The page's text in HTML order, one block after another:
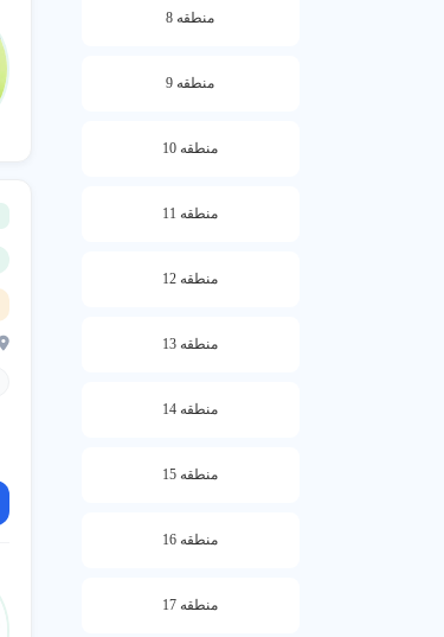
منطقه 8
منطقه 9
منطقه 10
منطقه 11
منطقه 12
منطقه 13
منطقه 14
منطقه 15
منطقه 16
منطقه 17